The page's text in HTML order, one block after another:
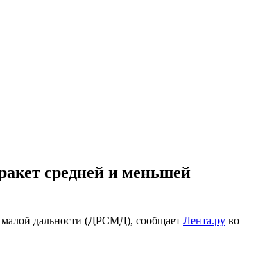
средней и меньшей
малой дальности (ДРСМД), сообщает Лента.ру во